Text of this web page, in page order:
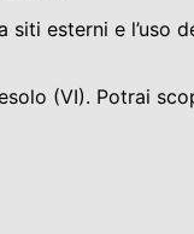
esterni e l’uso
(VI). Potrai